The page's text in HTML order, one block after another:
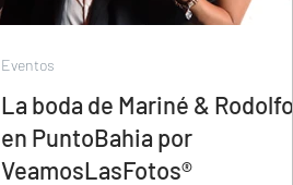
La boda de Mariné & Rodolfo
en PuntoBahia por
VeamosLasFotos®
Eventos